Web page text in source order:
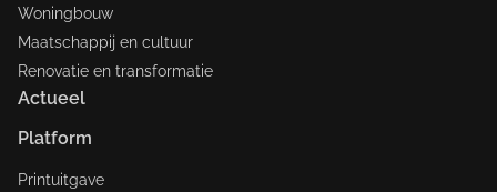
Woningbouw
Maatschappij en cultuur
Renovatie en transformatie
Actueel
Platform
Printuitgave